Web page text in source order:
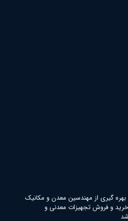
بهره گیری از مهندسین معدن و مکانیک
خرید و فروش تجهیزات معدنی و